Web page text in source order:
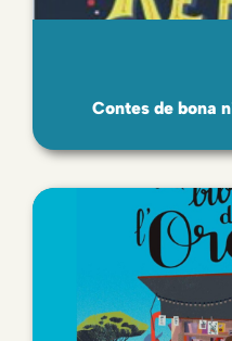
Contes de bona